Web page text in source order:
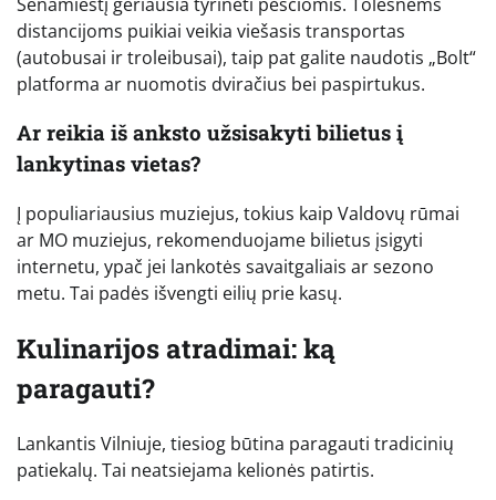
distancijoms puikiai veikia viešasis transportas
(autobusai ir troleibusai), taip pat galite naudotis „Bolt“
platforma ar nuomotis dviračius bei paspirtukus.
Ar reikia iš anksto užsisakyti bilietus į
lankytinas vietas?
Į populiariausius muziejus, tokius kaip Valdovų rūmai
ar MO muziejus, rekomenduojame bilietus įsigyti
internetu, ypač jei lankotės savaitgaliais ar sezono
metu. Tai padės išvengti eilių prie kasų.
Kulinarijos atradimai: ką
paragauti?
Lankantis Vilniuje, tiesiog būtina paragauti tradicinių
patiekalų. Tai neatsiejama kelionės patirtis.